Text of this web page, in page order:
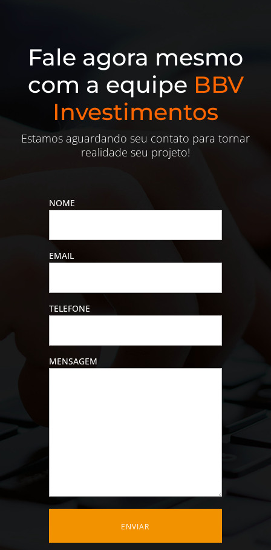
Fale agora mesmo
com a equipe BBV
Investimentos
Estamos aguardando seu contato para tornar
realidade seu projeto!
NOME
EMAIL
TELEFONE
MENSAGEM